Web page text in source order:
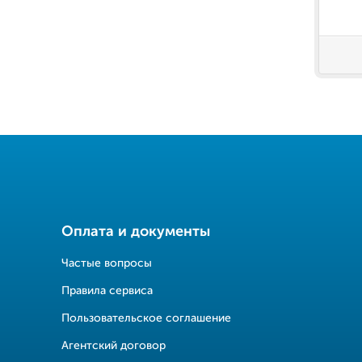
Оплата и документы
Частые вопросы
Правила сервиса
Пользовательское соглашение
Агентский договор